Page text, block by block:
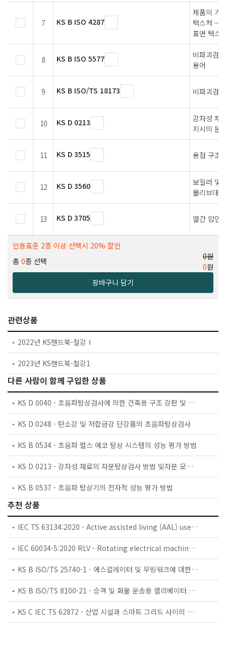
7 KS B ISO 4287
제품의 기
텍스처 —
표면 텍스
8 KS B ISO 5577
비파괴검
용어
9 KS B ISO/TS 18173 비파괴검
10 KS D 0213
강자성 재
지시의 분
11 KS D 3515 용접 구조
12 KS D 3560
보일러 및
몰리브데
13 KS D 3705 열간 압연
인용표준 2종 이상 선택시 20% 할인
총 0종 선택
0원
0원
장바구니 담기
관련상품
2022년 KS핸드북-철강Ⅰ
2023년 KS핸드북-철강1
다른 사람이 함께 구입한 상품
KS D 0040 - 초음파탐상검사에 의한 건축용 구조 강판 및 평강의 등급 분류와 허용 기준
KS D 0248 - 탄소강 및 저합금강 단강품의 초음파탐상검사
KS B 0534 - 초음파 펄스 에코 탐상 시스템의 성능 평가 방법
KS D 0213 - 강자성 재료의 자분탐상검사 방법 및자분 모양의 분류
KS B 0537 - 초음파 탐상기의 전자적 성능 평가 방법
추천 상품
IEC TS 63134:2020 - Active assisted living (AAL) use cases
IEC 60034-5:2020 RLV - Rotating electrical machines - Part 5: Degrees of protection provided by the integral design of rotating electrical machines (IP code) - Classification
KS B ISO/TS 25740-1 - 에스컬레이터 및 무빙워크에 대한 안전요건 — 제1부: 세계공통 필수 안전요건(GESRs)
KS B ISO/TS 8100-21 - 승객 및 화물 운송용 엘리베이터 —제21부: 세계공통 필수안전요건(GESRs)을 충족하는 세계공통 안전 파라미터(GSPs)
KS C IEC TS 62872 - 산업 시설과 스마트 그리드 사이의 산업 공정 측정, 제어 및 자동화 시스템 인터페이스